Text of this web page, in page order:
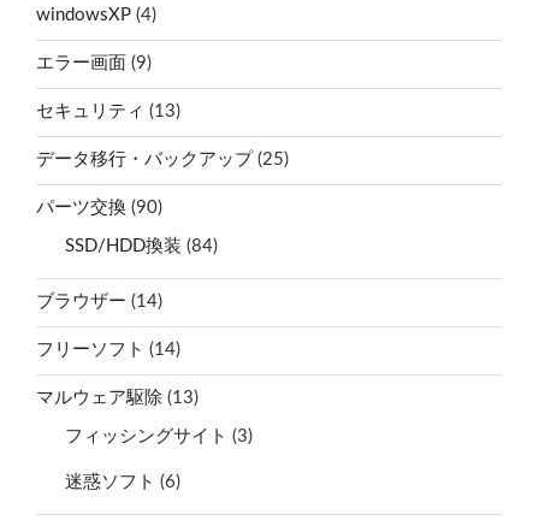
windowsXP (4)
エラー画面 (9)
セキュリティ (13)
データ移行・バックアップ (25)
パーツ交換 (90)
SSD/HDD換装 (84)
ブラウザー (14)
フリーソフト (14)
マルウェア駆除 (13)
フィッシングサイト (3)
迷惑ソフト (6)